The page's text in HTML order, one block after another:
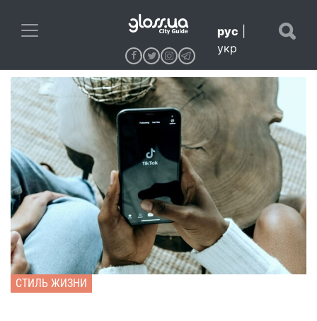
рус
укр
СТИЛЬ ЖИЗНИ